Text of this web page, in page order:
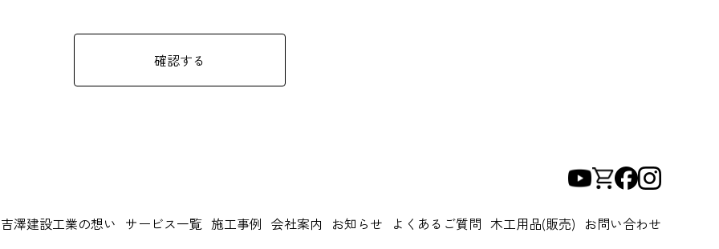
吉澤建設工業の想い サービス一覧 施工事例 会社案内 お知らせ よくあるご質問 木工用品(販売) お問い合わせ